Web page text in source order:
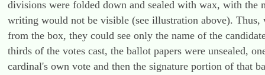
divisions were folded down and sealed with wax, with the
writing would not be visible (see illustration above). Thus,
from the box, they could see only the name of the
thirds of the votes cast, the ballot papers were unsealed,
cardinal's own vote and then the signature portion of that